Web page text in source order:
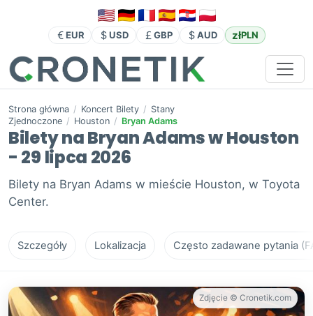
EUR USD GBP AUD złPLN
Strona główna / Koncert Bilety / Stany
Zjednoczone / Houston / Bryan Adams
Bilety na Bryan Adams w Houston
- 29 lipca 2026
Bilety na Bryan Adams w mieście Houston, w Toyota
Center.
Szczegóły Lokalizacja Często zadawane pytania
Zdjęcie © Cronetik.com